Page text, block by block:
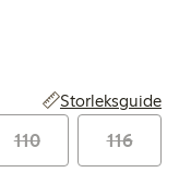
Storleksguide
110 116